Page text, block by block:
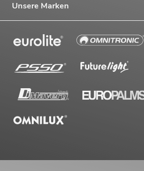
Unsere Marken